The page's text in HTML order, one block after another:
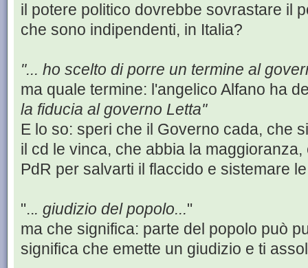
il potere politico dovrebbe sovrastare il
che sono indipendenti, in Italia?
"... ho scelto di porre un termine al
ma quale termine: l'angelico Alfano ha
la fiducia al governo Letta''
E lo so: speri che il Governo cada, che
il cd le vinca, che abbia la
PdR per salvarti il flaccido e sistemare
"... giudizio del popolo..."
ma che significa: parte del popolo può
significa che emette un giudizio e ti